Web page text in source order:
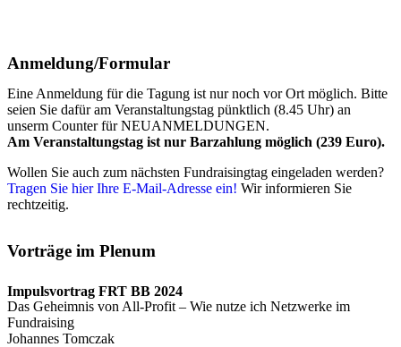
Anmeldung/Formular
Eine Anmeldung für die Tagung ist nur noch vor Ort möglich. Bitte
seien Sie dafür am Veranstaltungstag pünktlich (8.45 Uhr) an
unserm Counter für NEUANMELDUNGEN.
Am Veranstaltungstag ist nur Barzahlung möglich (239 Euro).
Wollen Sie auch zum nächsten Fundraisingtag eingeladen werden?
Tragen Sie hier Ihre E-Mail-Adresse ein! Wir informieren Sie
rechtzeitig.
Vorträge im Plenum
Impulsvortrag FRT BB 2024
Das Geheimnis von All-Profit – Wie nutze ich Netzwerke im
Fundraising
Johannes Tomczak